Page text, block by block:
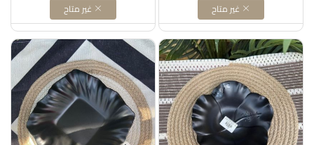
غير متاح غير متاح